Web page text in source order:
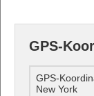
GPS-
GPS-
New York